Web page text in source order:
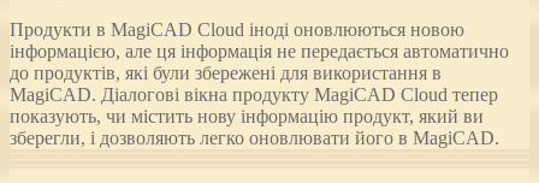
Продукти в MagiCAD Cloud іноді оновлюються новою
інформацією, але ця інформація не передається автоматично
до продуктів, які були збережені для використання в
MagiCAD. Діалогові вікна продукту MagiCAD Cloud тепер
показують, чи містить нову інформацію продукт, який ви
зберегли, і дозволяють легко оновлювати його в MagiCAD.